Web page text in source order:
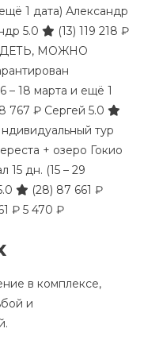
1 дата) Александр
5.0 (13) 119 218 ₽
МОЖНО
– 18 марта и ещё 1
8 767 ₽ Сергей 5.0
тур
+ озеро Гокио
15 дн. (15 – 29
(28) 87 661 ₽
₽ 5 470 ₽
в комплексе,
и